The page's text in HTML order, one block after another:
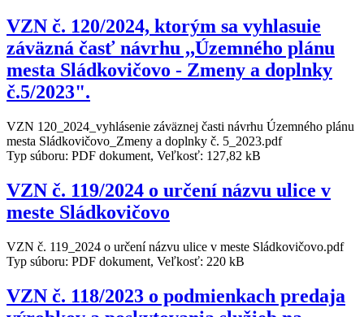
VZN č. 120/2024, ktorým sa vyhlasuie
záväzná časť návrhu ,,Územného plánu
mesta Sládkovičovo - Zmeny a doplnky
č.5/2023".
VZN 120_2024_vyhlásenie záväznej časti návrhu Územného plánu
mesta Sládkovičovo_Zmeny a doplnky č. 5_2023.pdf
Typ súboru: PDF dokument, Veľkosť: 127,82 kB
VZN č. 119/2024 o určení názvu ulice v
meste Sládkovičovo
VZN č. 119_2024 o určení názvu ulice v meste Sládkovičovo.pdf
Typ súboru: PDF dokument, Veľkosť: 220 kB
VZN č. 118/2023 o podmienkach predaja